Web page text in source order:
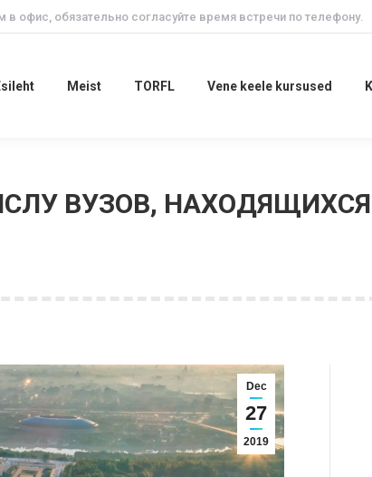
в офис, обязательно согласуйте время встречи по телефону.
Meist TORFL Vene keele kursused
ВУЗОВ,
Dec
27
2019